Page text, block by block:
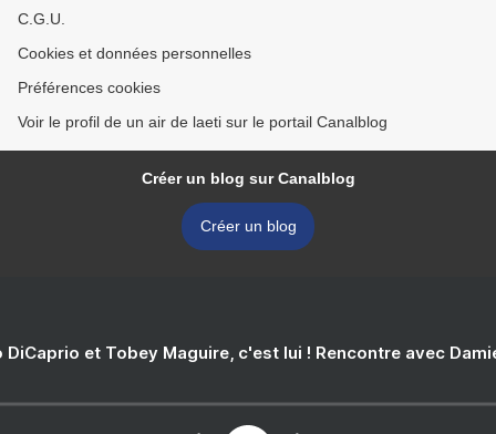
C.G.U.
Cookies et données personnelles
Préférences cookies
Voir le profil de un air de laeti sur le portail Canalblog
Créer un blog sur Canalblog
Créer un blog
DiCaprio et Tobey Maguire, c'est lui ! Rencontre avec